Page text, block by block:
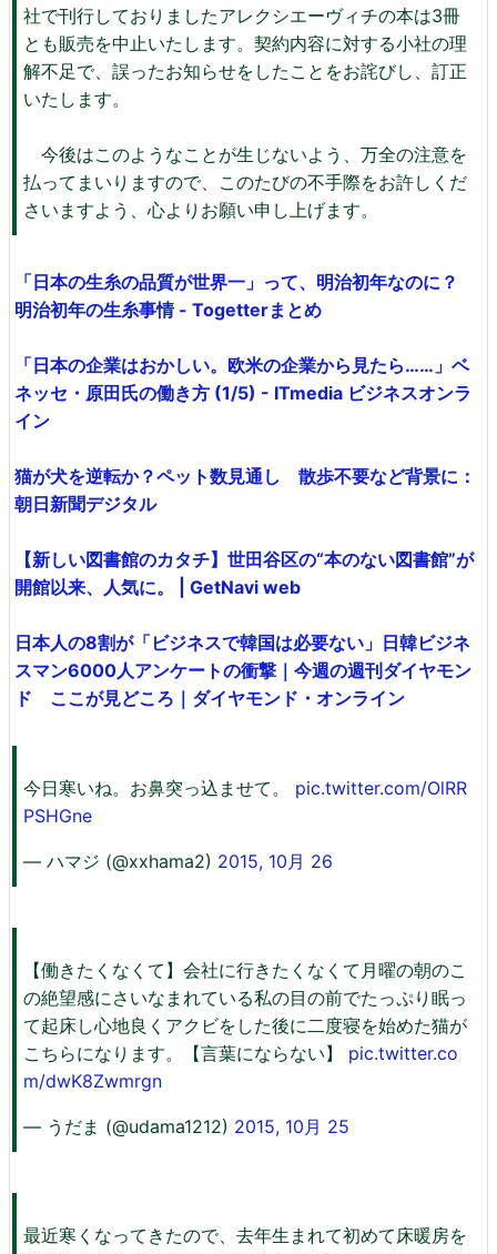
社で刊行しておりましたアレクシエーヴィチの本は3冊
とも販売を中止いたします。契約内容に対する小社の理
解不足で、誤ったお知らせをしたことをお詫びし、訂正
いたします。
今後はこのようなことが生じないよう、万全の注意を
払ってまいりますので、このたびの不手際をお許しくだ
さいますよう、心よりお願い申し上げます。
「日本の生糸の品質が世界一」って、明治初年なのに？
明治初年の生糸事情 - Togetterまとめ
「日本の企業はおかしい。欧米の企業から見たら……」ベ
ネッセ・原田氏の働き方 (1/5) - ITmedia ビジネスオンラ
イン
猫が犬を逆転か？ペット数見通し 散歩不要など背景に：
朝日新聞デジタル
【新しい図書館のカタチ】世田谷区の“本のない図書館”が
開館以来、人気に。 | GetNavi web
日本人の8割が「ビジネスで韓国は必要ない」日韓ビジネ
スマン6000人アンケートの衝撃｜今週の週刊ダイヤモン
ド ここが見どころ｜ダイヤモンド・オンライン
今日寒いね。お鼻突っ込ませて。 pic.twitter.com/OlRR
PSHGne
— ハマジ (@xxhama2) 2015, 10月 26
【働きたくなくて】会社に行きたくなくて月曜の朝のこ
の絶望感にさいなまれている私の目の前でたっぷり眠っ
て起床し心地良くアクビをした後に二度寝を始めた猫が
こちらになります。【言葉にならない】 pic.twitter.co
m/dwK8Zwmrgn
— うだま (@udama1212) 2015, 10月 25
最近寒くなってきたので、去年生まれて初めて床暖房を